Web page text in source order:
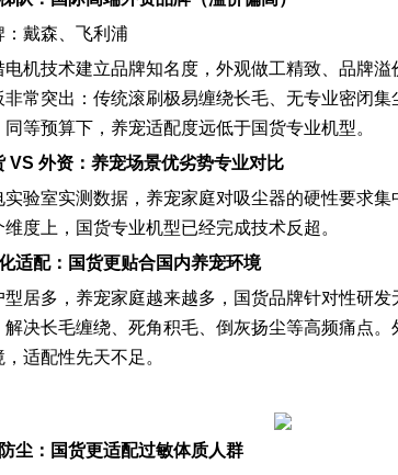
：戴森、飞利浦
电机技术建立品牌知名度，外观做工精致、品牌溢
常突出：传统滚刷极易缠绕长毛、无专业密闭
等预算下，养宠适配度远低于国货专业机型。
VS 外资：养宠场景优劣势专业对比
实验室实测数据，养宠家庭对吸尘器的硬性要求
度上，国货专业机型已经完成技术反超。
适配：国货更贴合国内养宠环境
型居多，养宠家庭越来越多，国货品牌针对性研
决长毛缠绕、死角积毛、倒灰扬尘等高频痛点。
适配性先天不足。
尘：国货更适配过敏体质人群